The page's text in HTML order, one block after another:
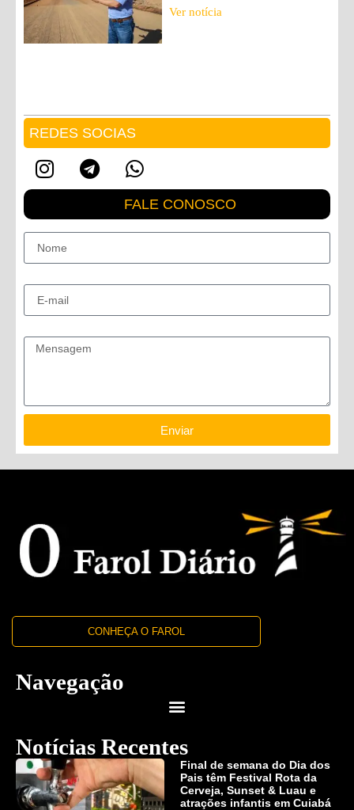
Ver notícia
REDES SOCIAS
FALE CONOSCO
Enviar
CONHEÇA O FAROL
Navegação
Notícias Recentes
Final de semana do Dia dos
Pais têm Festival Rota da
Cerveja, Sunset & Luau e
atrações infantis em Cuiabá